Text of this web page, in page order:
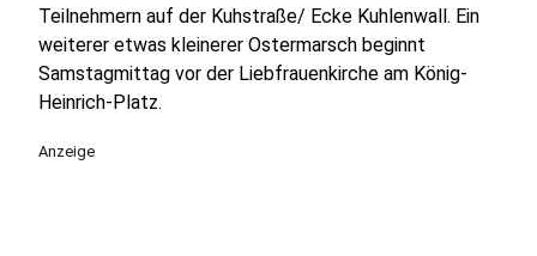
Teilnehmern auf der Kuhstraße/ Ecke Kuhlenwall. Ein
weiterer etwas kleinerer Ostermarsch beginnt
Samstagmittag vor der Liebfrauenkirche am König-
Heinrich-Platz.
Anzeige